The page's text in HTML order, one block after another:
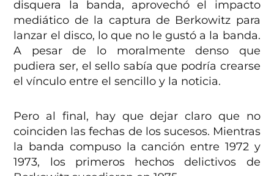
disquera la banda, aprovechó el impacto
mediático de la captura de Berkowitz para
lanzar el disco, lo que no le gustó a la banda.
A pesar de lo moralmente denso que
pudiera ser, el sello sabía que podría crearse
el vínculo entre el sencillo y la noticia.
Pero al final, hay que dejar claro que no
coinciden las fechas de los sucesos. Mientras
la banda compuso la canción entre 1972 y
1973, los primeros hechos delictivos de